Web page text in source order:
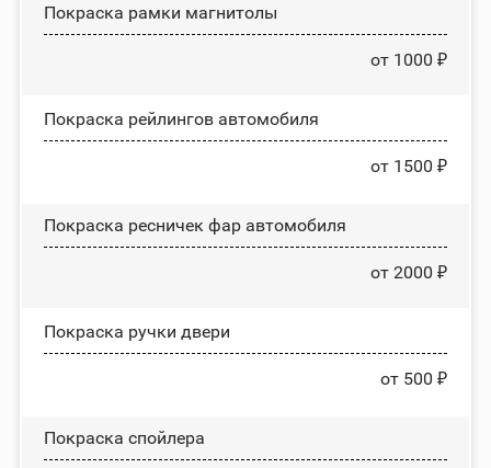
Покраска рамки магнитолы
от 1000 ₽
Покраска рейлингов автомобиля
от 1500 ₽
Покраска ресничек фар автомобиля
от 2000 ₽
Покраска ручки двери
от 500 ₽
Покраска спойлера